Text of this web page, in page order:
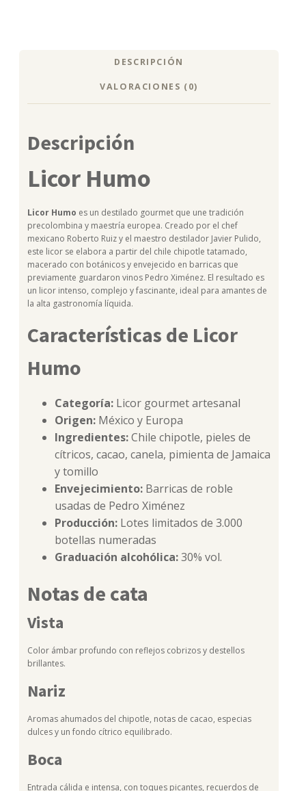
DESCRIPCIÓN
VALORACIONES (0)
Descripción
Licor Humo
Licor Humo es un destilado gourmet que une tradición
precolombina y maestría europea. Creado por el chef
mexicano Roberto Ruiz y el maestro destilador Javier Pulido,
este licor se elabora a partir del chile chipotle tatamado,
macerado con botánicos y envejecido en barricas que
previamente guardaron vinos Pedro Ximénez. El resultado es
un licor intenso, complejo y fascinante, ideal para amantes de
la alta gastronomía líquida.
Características de Licor
Humo
Categoría: Licor gourmet artesanal
Origen: México y Europa
Ingredientes:Chile chipotle, pieles de
cítricos, cacao, canela, pimienta de Jamaica
y tomillo
Envejecimiento: Barricas de roble
usadas de Pedro Ximénez
Producción: Lotes limitados de 3.000
botellas numeradas
Graduación alcohólica:30% vol.
Notas de cata
Vista
Color ámbar profundo con reflejos cobrizos y destellos
brillantes.
Nariz
Aromas ahumados del chipotle, notas de cacao, especias
dulces y un fondo cítrico equilibrado.
Boca
Entrada cálida e intensa, con toques picantes, recuerdos de